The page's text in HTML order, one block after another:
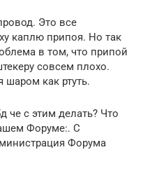
Это все
каплю припоя. Но так
в том, что припой
совсем плохо.
шаром как ртуть.
че с этим делать? Что
Форуме:. С
Форума